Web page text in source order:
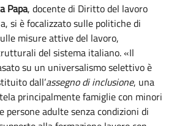
Papa, docente di Diritto del lavoro
si è focalizzato sulle politiche di
misure attive del lavoro,
del sistema italiano. «Il
su un universalismo selettivo è
dall’assegno di inclusione, una
principalmente famiglie con minori
persone adulte senza condizioni di